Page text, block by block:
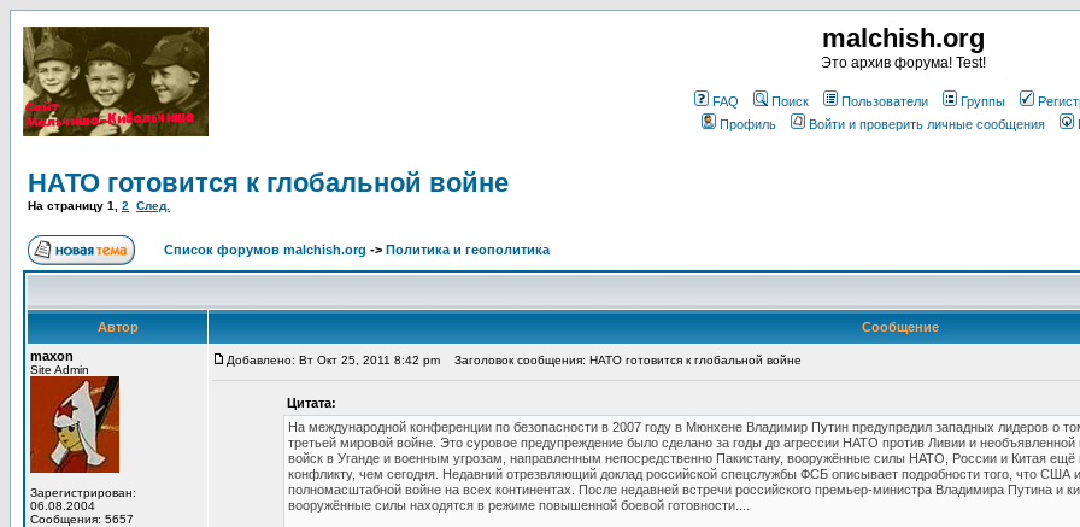
malchish.org
Это архив форума! Test!
FAQ Поиск Пользователи Группы
Профиль
Войти и проверить личные сообщения
НАТО готовится к глобальной войне
На страницу 1 2 След.
Список форумов malchish.org -> Политика и геополитика
Автор
Сообщение
maxon
Site Admin
Зарегистрирован:
06.08.2004
Сообщения: 5657
Добавлено: Вт Окт 25, 2011 8:42 pm Заголовок сообщения: НАТО готовится к глобальной войне
Цитата:
На международной конференции по безопасности в 2007 году в Мюнхене Владимир Путин предупредил западных лидеров о
третьей мировой войне. Это суровое предупреждение было сделано за годы до агрессии НАТО против Ливии и
войск в Уганде и военным угрозам, направленным непосредственно Пакистану, вооружённые силы НАТО, России и Китая
конфликту, чем сегодня. Недавний отрезвляющий доклад российской спецслужбы ФСБ описывает подробности того, что
полномасштабной войне на всех континентах. После недавней встречи российского премьер-министра Владимира Путина и
вооружённые силы находятся в режиме повышенной боевой готовности....